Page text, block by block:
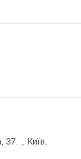
37. ., Київ,